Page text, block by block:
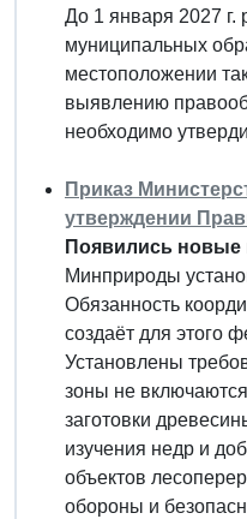
До 1 января 2027
муниципальных
местоположении
выявлению
необходимо
Приказ
утверждении
Появились новые
Минприроды
Обязанность
создаёт для этого
Установлены
зоны не
заготовки
изучения недр и
объектов
обороны и